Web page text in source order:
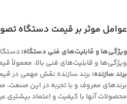
عوامل موثر بر قیمت دستگاه‌
ویژگی‌ها و قابلیت‌های فنی دستگاه:
ویژگی‌ها و قابلیت‌های فنی بالا، معمولاً
برند سازنده: برند سازنده نقش مهمی در
برندهای معروف و با تجربه در این صنعت،
محصولات آنها با کیفیت و اعتماد